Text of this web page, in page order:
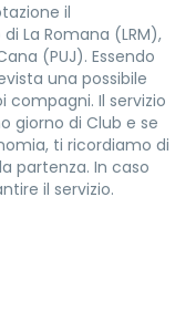
il
La Romana (LRM),
(PUJ). Essendo
una possibile
Il servizio
giorno di Club e se
ti ricordiamo di
partenza. In caso
il servizio.